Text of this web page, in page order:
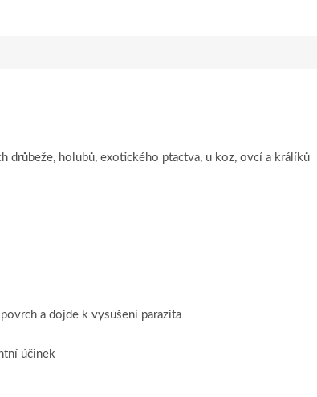
drůbeže, holubů, exotického ptactva, u koz, ovcí a králíků
a dojde k vysušení parazita
účinek